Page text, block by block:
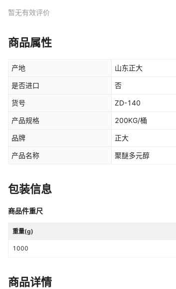
暂无有效评价
商品属性
产地 山东正大
是否进口 否
货号 ZD-140
产品规格 200KG/桶
品牌 正大
产品名称 聚醚多元醇
包装信息
商品件重尺
重量(g)
1000
商品详情